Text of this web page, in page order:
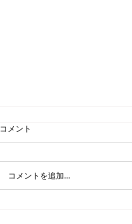
コメント
コメントを追加…